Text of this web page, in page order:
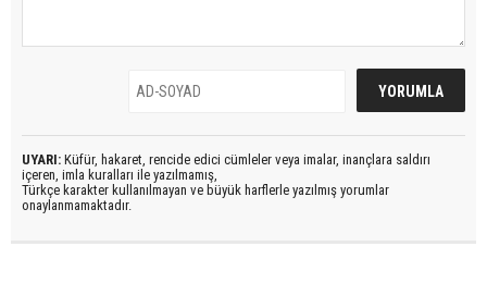
UYARI: Küfür, hakaret, rencide edici cümleler veya imalar, inançlara saldırı
içeren, imla kuralları ile yazılmamış,
Türkçe karakter kullanılmayan ve büyük harflerle yazılmış yorumlar
onaylanmamaktadır.